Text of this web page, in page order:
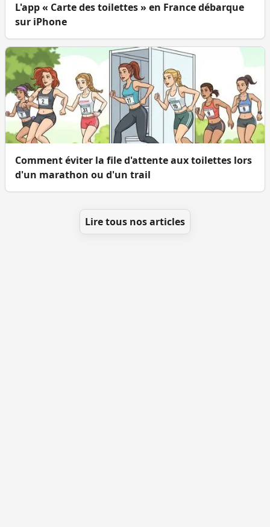
L'app « Carte des toilettes » en France débarque
sur iPhone
Comment éviter la file d'attente aux toilettes lors
d'un marathon ou d'un trail
Lire tous nos articles